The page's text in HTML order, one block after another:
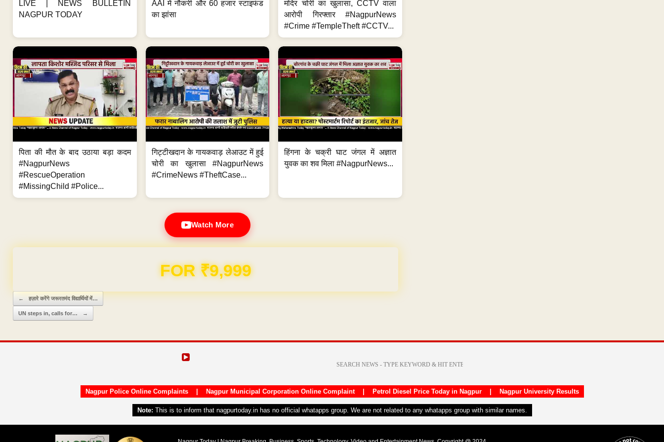
LIVE | NEWS BULLETIN
NAGPUR TODAY
AAI में नौकरी और 60 हजार स्टाइफंड
का झांसा
मंदिर चोरी का खुलासा, CCTV वाला
आरोपी गिरफ्तार #NagpurNews
#Crime #TempleTheft #CCTV...
पिता की मौत के बाद उठाया बड़ा कदम
#NagpurNews
#RescueOperation
#MissingChild #Police...
गिट्टीखदान के गायकवाड़ लेआउट में हुई
चोरी का खुलासा #NagpurNews
#CrimeNews #TheftCase...
हिंगना के चक्री घाट जंगल में अज्ञात
युवक का शव मिला #NagpurNews...
Watch More
FOR ₹9,999
Post navigation
← हज़ारे करेंगे जरूरतमंद विद्यार्थियों में…
UN steps in, calls for… →
Nagpur Police Online Complaints| Nagpur Municipal Corporation Online Complaint| Petrol Diesel Price Today in Nagpur| Nagpur University Results
Note: This is to inform that nagpurtoday.in has no official whatapps group. We are not related to any whatapps group with similar names.